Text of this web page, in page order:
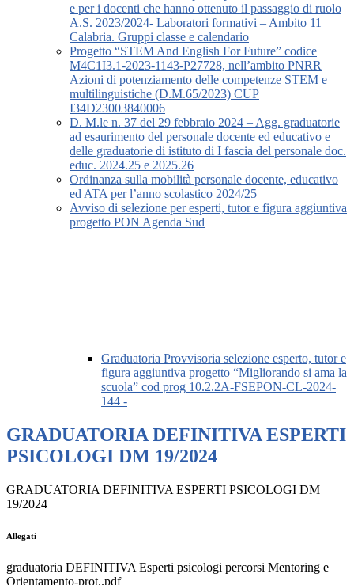
e per i docenti che hanno ottenuto il passaggio di ruolo
A.S. 2023/2024- Laboratori formativi – Ambito 11
Calabria. Gruppi classe e calendario
Progetto “STEM And English For Future” codice
M4C1I3.1-2023-1143-P27728, nell’ambito PNRR
Azioni di potenziamento delle competenze STEM e
multilinguistiche (D.M.65/2023) CUP
I34D23003840006
D. M.le n. 37 del 29 febbraio 2024 – Agg. graduatorie
ad esaurimento del personale docente ed educativo e
delle graduatorie di istituto di I fascia del personale doc.
educ. 2024.25 e 2025.26
Ordinanza sulla mobilità personale docente, educativo
ed ATA per l’anno scolastico 2024/25
Avviso di selezione per esperti, tutor e figura aggiuntiva
progetto PON Agenda Sud
Graduatoria Provvisoria selezione esperto, tutor e
figura aggiuntiva progetto “Migliorando si ama la
scuola” cod prog 10.2.2A-FSEPON-CL-2024-
144 -
GRADUATORIA DEFINITIVA ESPERTI
PSICOLOGI DM 19/2024
GRADUATORIA DEFINITIVA ESPERTI PSICOLOGI DM
19/2024
Allegati
graduatoria DEFINITIVA Esperti psicologi percorsi Mentoring e
Orientamento-prot..pdf